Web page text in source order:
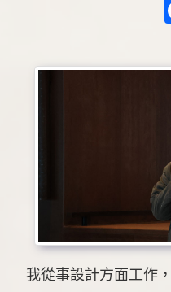
我從事設計方面工作